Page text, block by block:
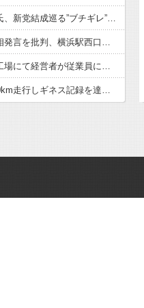
ひろゆき氏の妻・西村ゆか氏、新党結成巡る”ブチギレ”投稿を謝罪「配慮に欠けた行動でした」 夫婦で投稿
「小泉やめろ」核巡る防衛相発言を批判、横浜駅西口で市民ら #高市小泉麻生めちゃくちゃじゃんニュースdeプロテスト
経済崩壊の中国・広東省の工場にて経営者が従業員に半年以上給料未払いした挙句高飛び。工場は空っぽに
日産e-power、無給油で1980km走行しギネス記録を達成、無駄な発電や送電ロスなくEVよりエコを証明